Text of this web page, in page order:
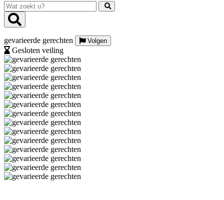
Wat
zoekt
u?
gevarieerde gerechten Volgen
Gesloten veiling